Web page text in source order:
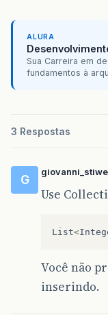
ALURA
Sua Carreira em
fundamentos à
3 Respostas
G
Use
List<
Você não
inserindo.